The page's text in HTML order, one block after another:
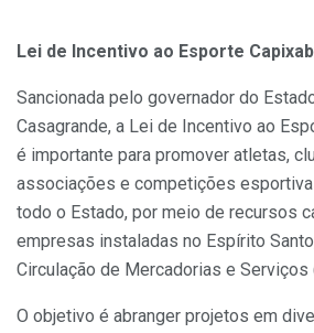
Lei de Incentivo ao Esporte
Sancionada pelo governador do
Casagrande, a Lei de Incentivo ao
é importante para promover atletas,
associações e competições
todo o Estado, por meio de recursos
empresas instaladas no Espírito
Circulação de Mercadorias e Serviços
O objetivo é abranger projetos em